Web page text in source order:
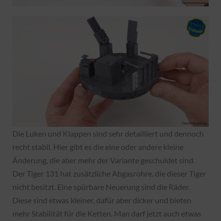
Die Luken und Klappen sind sehr detailliert und dennoch
recht stabil. Hier gibt es die eine oder andere kleine
Änderung, die aber mehr der Variante geschuldet sind.
Der Tiger 131 hat zusätzliche Abgasrohre, die dieser Tiger
nicht besitzt. Eine spürbare Neuerung sind die Räder.
Diese sind etwas kleiner, dafür aber dicker und bieten
mehr Stabilität für die Ketten. Man darf jetzt auch etwas